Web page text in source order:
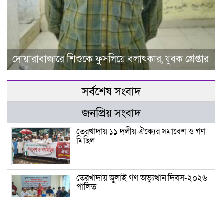
দোয়ারাবাজারে শিশুকে ফুসলিয়ে বলাৎকার, যুবক গ্রেপ্তার
সর্বশেষ সংবাদ
জনপ্রিয় সংবাদ
তেরখাদায় ১১ দলীয় ঐক্যের সমাবেশ ও গণ
মিছিল
তেরখাদায় জুলাই গণ অভ্যুত্থান দিবস-২০২৬
পালিত